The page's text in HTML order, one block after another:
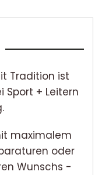
Tradition ist
Sport + Leitern
maximalem
oder
Wunschs -